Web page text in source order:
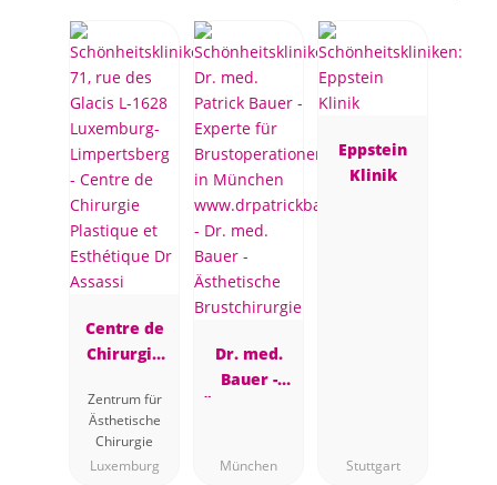
Centre de
Chirurgie
Esthétique
Dr Assassi
Zentrum für
Ästhetische
Chirurgie
Luxemburg
Dr. med.
Bauer -
gie
München
Eppstein
Klinik
Stuttgart